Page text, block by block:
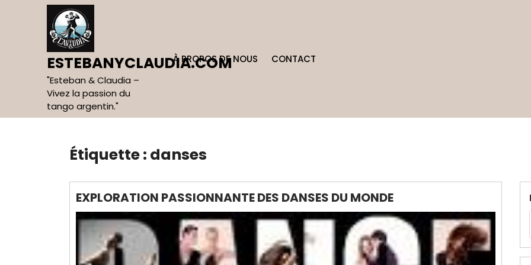
ESTEBANYCLAUDIA.COM
"Esteban & Claudia –
Vivez la passion du
tango argentin."
À PROPOS DE NOUS CONTACT
Étiquette : danses
EXPLORATION PASSIONNANTE DES DANSES DU MONDE